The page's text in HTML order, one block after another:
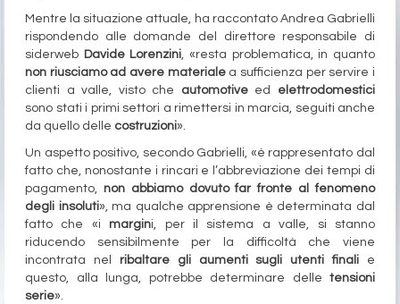
Mentre la situazione attuale, ha raccontato Andrea Gabrielli
rispondendo alle domande del direttore responsabile di
siderweb Davide Lorenzini, «resta problematica, in quanto
non riusciamo ad avere materialea sufficienza per servire i
clienti a valle, visto che automotiveed elettrodomestici
sono stati i primi settori a rimettersi in marcia, seguiti anche
da quello delle costruzioni».
Un aspetto positivo, secondo Gabrielli, «è rappresentato dal
fatto che, nonostante i rincari e l’abbreviazione dei tempi di
pagamento, non abbiamo dovuto far fronte al fenomeno
degli insoluti», ma qualche apprensione è determinata dal
fatto che «i margini, per il sistema a valle, si stanno
riducendo sensibilmente per la difficoltà che viene
incontrata nel ribaltare gli aumenti sugli utenti finali e
questo, alla lunga, potrebbe determinare delle tensioni
serie».